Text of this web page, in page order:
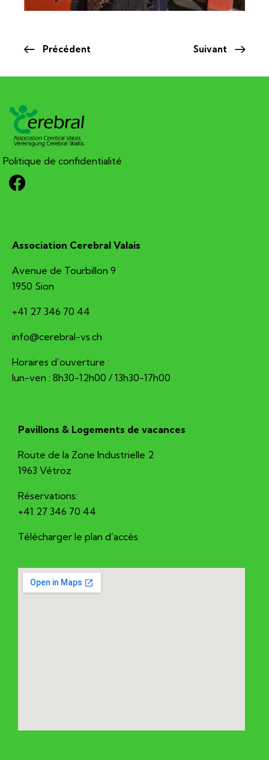
Précédent Suivant
Politique de confidentialité
Association Cerebral Valais
Avenue de Tourbillon 9
1950 Sion
+41 27 346 70 44
hc.sv-larberec@ofni
Horaires d’ouverture :
lun-ven : 8h30-12h00 / 13h30-17h00
Pavillons & Logements de vacances
Route de la Zone Industrielle 2
1963 Vétroz
Réservations:
+41 27 346 70 44
Télécharger le plan d’accès